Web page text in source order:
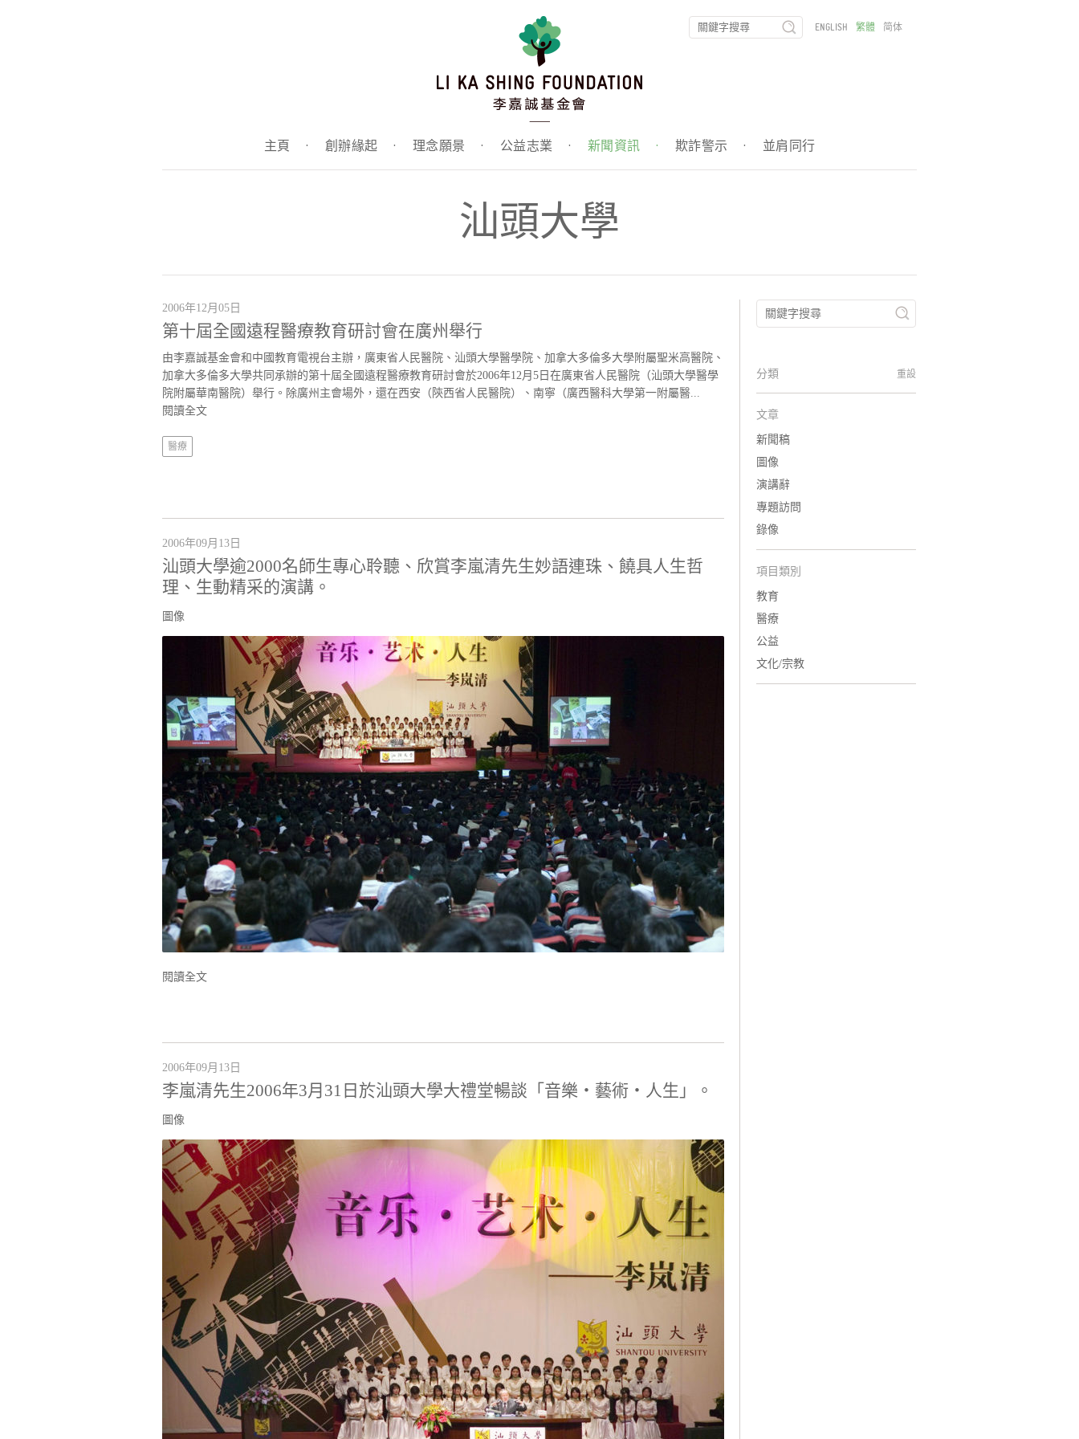
主頁 · 創辦緣起 · 理念願景 · 公益志業 · 新聞資訊 · 欺詐警示 · 並肩同行
ENGLISH 繁體 简体
汕頭大學
2006年12月05日
第十屆全國遠程醫療教育研討會在廣州舉行
由李嘉誠基金會和中國教育電視台主辦，廣東省人民醫院、汕頭大學醫學院、加拿大多倫多大學附屬聖米高醫院、
加拿大多倫多大學共同承辦的第十屆全國遠程醫療教育研討會於2006年12月5日在廣東省人民醫院（汕頭大學醫學
院附屬華南醫院）舉行。除廣州主會場外，還在西安（陝西省人民醫院）、南寧（廣西醫科大學第一附屬醫...
閱讀全文
醫療
2006年09月13日
汕頭大學逾2000名師生專心聆聽、欣賞李嵐清先生妙語連珠、饒具人生哲
理、生動精采的演講。
圖像
閱讀全文
2006年09月13日
李嵐清先生2006年3月31日於汕頭大學大禮堂暢談「音樂‧藝術‧人生」。
圖像
分類 重設
文章
新聞稿
圖像
演講辭
專題訪問
錄像
項目類別
教育
醫療
公益
文化/宗教